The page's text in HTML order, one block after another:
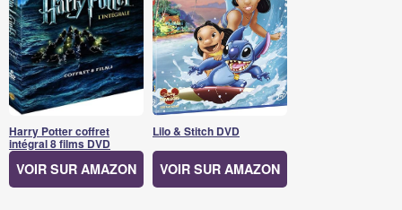
Harry Potter coffret
intégral 8 films DVD
VOIR SUR AMAZON
Lilo & Stitch DVD
VOIR SUR AMAZON